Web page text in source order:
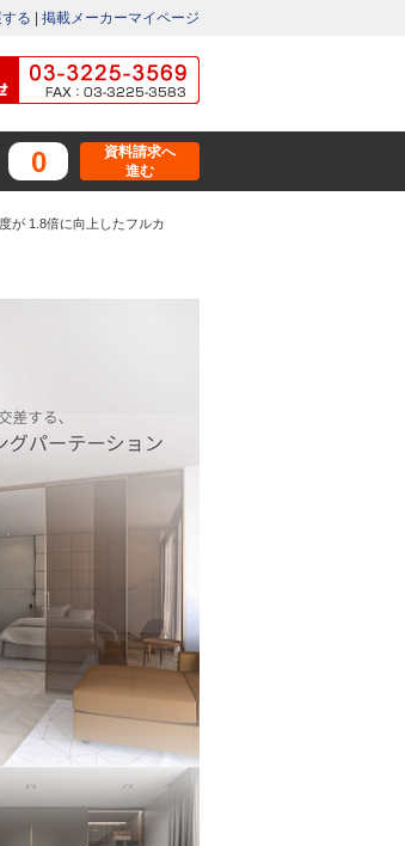
る 掲載メーカーマイページ
0
資料請求へ
進む
が 1.8倍に向上したフルカ